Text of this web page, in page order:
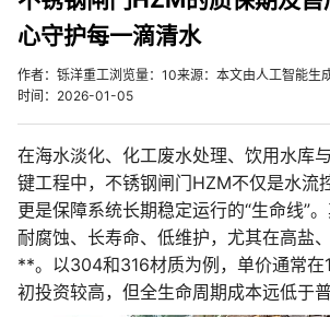
心守护每一滴清水
作者：铄洋重工浏览量：10来源：本文由人工智能生
时间：2026-01-05
在海水淡化、化工废水处理、饮用水库
键工程中，不锈钢闸门HZM不仅是水流
更是保障系统长期稳定运行的“生命线”。
耐腐蚀、长寿命、低维护，尤其在高盐
**。以304和316材质为例，单价通常在
初投资较高，但全生命周期成本远低于普